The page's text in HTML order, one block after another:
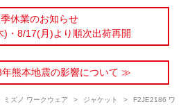
休業のお知らせ
)・8/17(月)より順次出荷再開
年熊本地震の影響について ≫
ミズノ ワークウェア > ジャケット >
F2JE2186 ワ